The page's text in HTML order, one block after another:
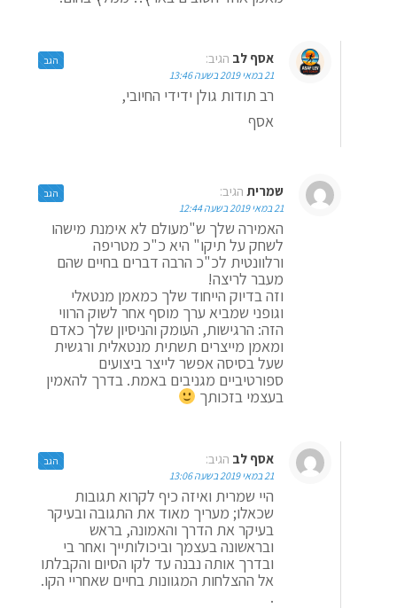
אסף לב הגיב:
21 במאי 2019 בשעה 13:46
רב תודות גולן ידידי החיובי,
אסף
הגב
שמרית הגיב:
21 במאי 2019 בשעה 12:44
האמירה שלך ש"מעולם לא אימנת מישהו
לשחק על תיקו" היא כ"כ מטריפה
ורלוונטית לכ"כ הרבה דברים בחיים שהם
מעבר לריצה!
וזה בדיוק הייחוד שלך כמאמן מנטאלי
וגופני שמביא ערך מוסף אחר לשוק הרווי
הזה: הרגישות, העומק והניסיון שלך כאדם
ומאמן מייצרים תשתית מנטאלית ורגשית
שעל בסיסה אפשר לייצר ביצועים
ספורטיביים מגניבים באמת. בדרך להאמין
בעצמי בזכותך
הגב
אסף לב הגיב:
21 במאי 2019 בשעה 13:06
היי שמרית ואיזה כיף לקרוא תגובות
שכאלו; מעריך מאוד את התגובה ובעיקר
בעיקר את הדרך והאמונה, בראש
ובראשונה בעצמך וביכולותייך ואחר בי
ובדרך אותה נבנה עד לקו הסיום והקבלתו
אל ההצלחות המגוונות בחיים שאחריי הקו.
.
הגב